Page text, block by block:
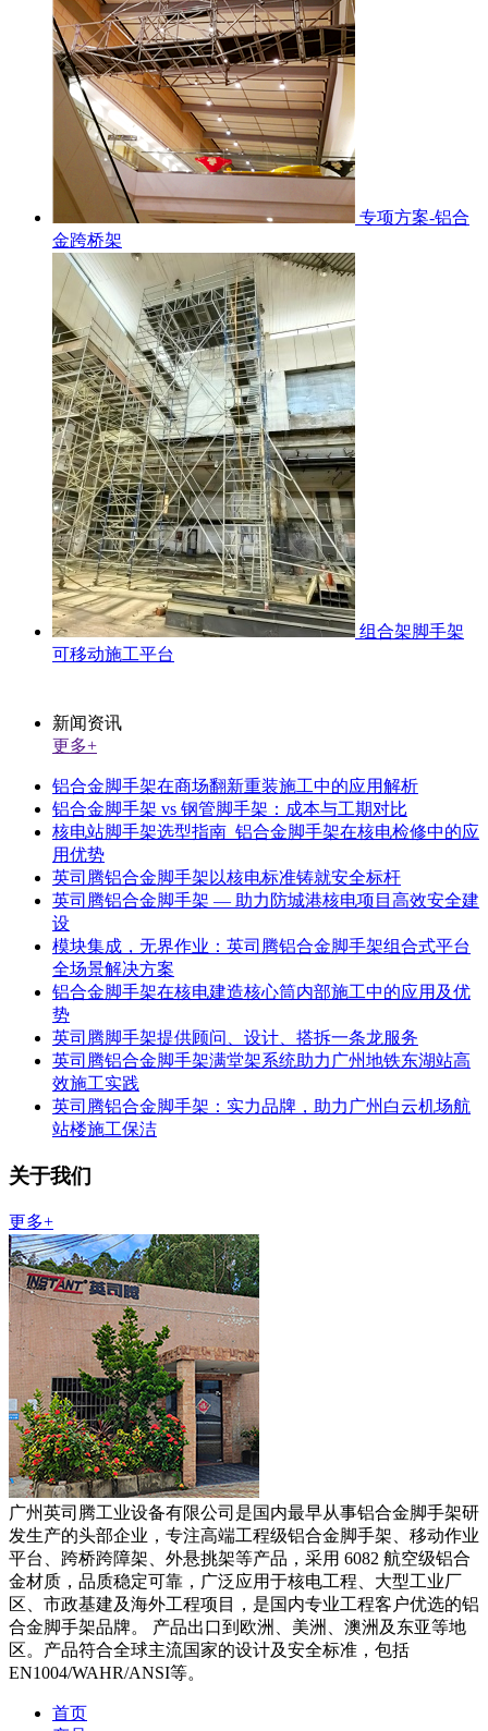
专项方案-铝合
金跨桥架
组合架脚手架
可移动施工平台
新闻资讯
更多+
铝合金脚手架在商场翻新重装施工中的应用解析
铝合金脚手架 vs 钢管脚手架：成本与工期对比
核电站脚手架选型指南_铝合金脚手架在核电检修中的应
用优势
英司腾铝合金脚手架以核电标准铸就安全标杆
英司腾铝合金脚手架 — 助力防城港核电项目高效安全建
设
模块集成，无界作业：英司腾铝合金脚手架组合式平台
全场景解决方案
铝合金脚手架在核电建造核心筒内部施工中的应用及优
势
英司腾脚手架提供顾问、设计、搭拆一条龙服务
英司腾铝合金脚手架满堂架系统助力广州地铁东湖站高
效施工实践
英司腾铝合金脚手架：实力品牌，助力广州白云机场航
站楼施工保洁
关于我们
更多+
广州英司腾工业设备有限公司是国内最早从事铝合金脚手架研
发生产的头部企业，专注高端工程级铝合金脚手架、移动作业
平台、跨桥跨障架、外悬挑架等产品，采用 6082 航空级铝合
金材质，品质稳定可靠，广泛应用于核电工程、大型工业厂
区、市政基建及海外工程项目，是国内专业工程客户优选的铝
合金脚手架品牌。 产品出口到欧洲、美洲、澳洲及东亚等地
区。产品符合全球主流国家的设计及安全标准，包括
EN1004/WAHR/ANSI等。
首页